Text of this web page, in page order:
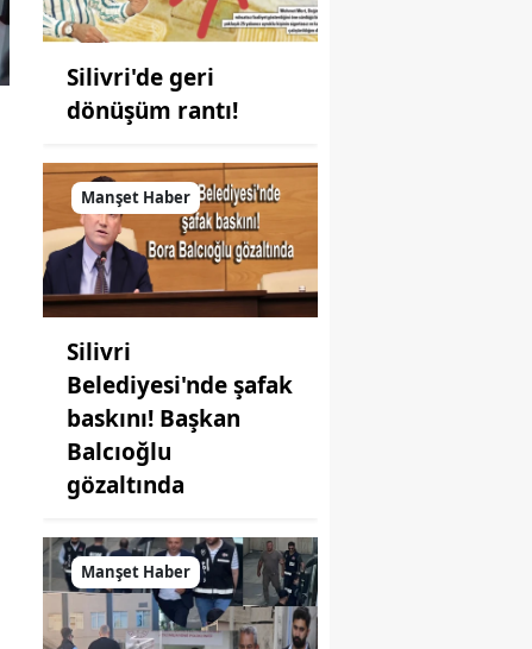
Silivri'de geri
dönüşüm rantı!
Manşet Haber
Silivri
Belediyesi'nde şafak
baskını! Başkan
Balcıoğlu
gözaltında
Manşet Haber